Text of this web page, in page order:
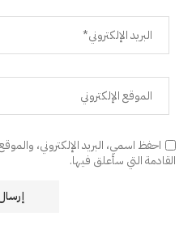
احفظ اسمي، البريد الإلكتروني،
القادمة التي سأعلق فيها.